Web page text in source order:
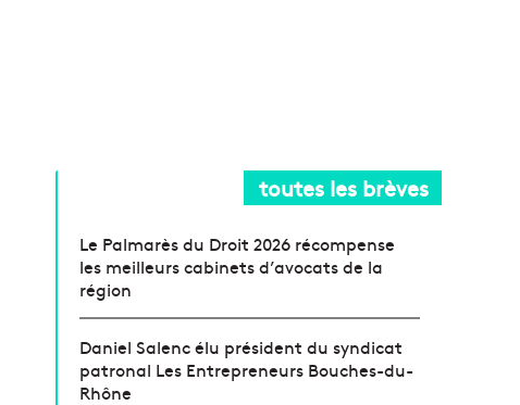
toutes les brèves
Le Palmarès du Droit 2026 récompense
les meilleurs cabinets d’avocats de la
région
Daniel Salenc élu président du syndicat
patronal Les Entrepreneurs Bouches-du-
Rhône